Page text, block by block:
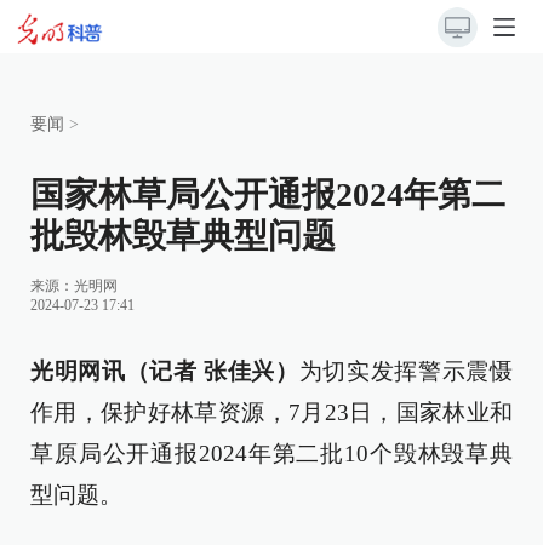
要闻 >
国家林草局公开通报2024年第二
批毁林毁草典型问题
来源： 光明网
2024-07-23 17:41
光明网讯（记者 张佳兴） 为切实发挥警示震慑
作用，保护好林草资源，7月23日，国家林业和
草原局公开通报2024年第二批10个毁林毁草典
型问题。